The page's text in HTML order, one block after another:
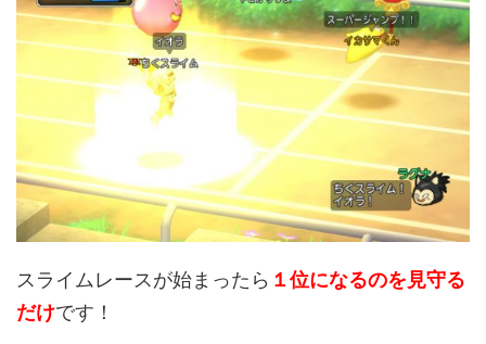
スライムレースが始まったら １位になるのを見守る
だけです！